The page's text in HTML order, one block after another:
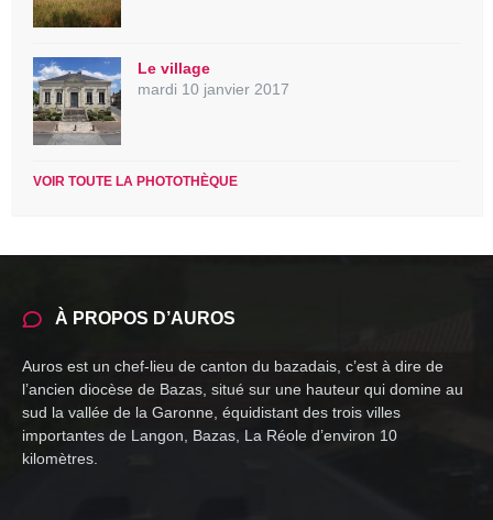
Le village
mardi 10 janvier 2017
VOIR TOUTE LA PHOTOTHÈQUE
À PROPOS D’AUROS
Auros est un chef-lieu de canton du bazadais, c’est à dire de
l’ancien diocèse de Bazas, situé sur une hauteur qui domine au
sud la vallée de la Garonne, équidistant des trois villes
importantes de Langon, Bazas, La Réole d’environ 10
kilomètres.